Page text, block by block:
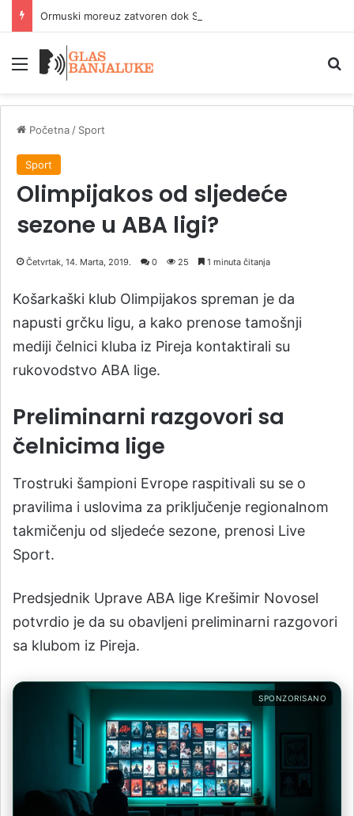
Meni
Početna / Sport
Sport
Olimpijakos od sljedeće
sezone u ABA ligi?
Četvrtak, 14. Marta, 2019. 0 25 1 minuta čitanja
Košarkaški klub Olimpijakos spreman je da
napusti grčku ligu, a kako prenose tamošnji
mediji čelnici kluba iz Pireja kontaktirali su
rukovodstvo ABA lige.
Preliminarni razgovori sa
čelnicima lige
Trostruki šampioni Evrope raspitivali su se o
pravilima i uslovima za priključenje regionalnom
takmičenju od sljedeće sezone, prenosi Live
Sport.
Predsjednik Uprave ABA lige Krešimir Novosel
potvrdio je da su obavljeni preliminarni razgovori
sa klubom iz Pireja.
SPONZORISANO